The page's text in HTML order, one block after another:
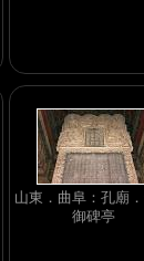
山東．曲阜：孔廟
御碑亭